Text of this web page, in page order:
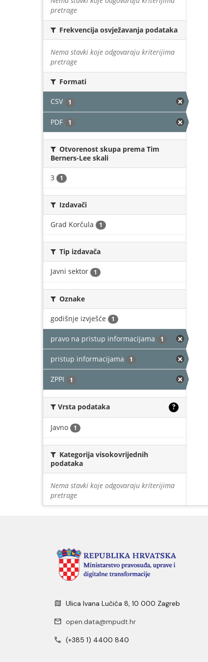
pretrage
Frekvencija osvježavanja podataka
Nema stavki koje odgovaraju kriterijima
pretrage
Formati
CSV 1
PDF 1
Otvorenost skupa prema Tim
Berners-Lee skali
3 1
Izdavači
Grad Korčula 1
Tip izdavača
Javni sektor 1
Oznake
godišnje izvješće 1
pravo na pristup informacijama 1
pristup informacijama 1
ZPPI 1
Vrsta podataka ?
Javno 1
Kategorija visokovrijednih
podataka
Nema stavki koje odgovaraju kriterijima
pretrage